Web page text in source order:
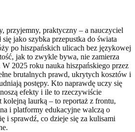
przyjemny, praktyczny – a nauczyciel
jako szybka przepustka do świata
po hiszpańskich ulicach bez językowej
jak to zwykle bywa, nie zamierza
W 2025 roku nauka hiszpańskiego przez
brutalnych prawd, ukrytych kosztów i
postępy. Kto naprawdę uczy się
efekty i ile to rzeczywiście
kolejną laurką – to reportaż z frontu,
i platformy edukacyjne walczą o
i sprawdź, co dzieje się za kulisami